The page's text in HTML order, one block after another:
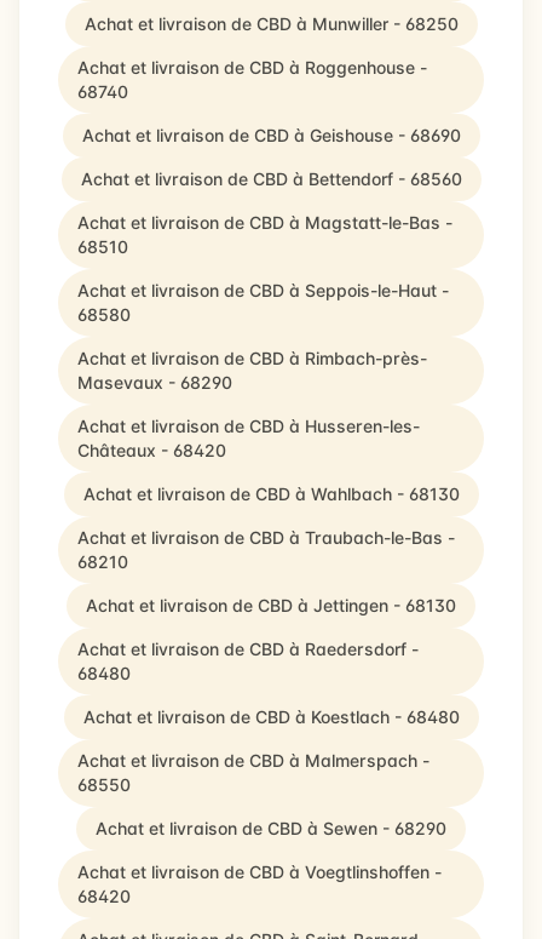
Achat et livraison de CBD à Munwiller - 68250
Achat et livraison de CBD à Roggenhouse -
68740
Achat et livraison de CBD à Geishouse - 68690
Achat et livraison de CBD à Bettendorf - 68560
Achat et livraison de CBD à Magstatt-le-Bas -
68510
Achat et livraison de CBD à Seppois-le-Haut -
68580
Achat et livraison de CBD à Rimbach-près-
Masevaux - 68290
Achat et livraison de CBD à Husseren-les-
Châteaux - 68420
Achat et livraison de CBD à Wahlbach - 68130
Achat et livraison de CBD à Traubach-le-Bas -
68210
Achat et livraison de CBD à Jettingen - 68130
Achat et livraison de CBD à Raedersdorf -
68480
Achat et livraison de CBD à Koestlach - 68480
Achat et livraison de CBD à Malmerspach -
68550
Achat et livraison de CBD à Sewen - 68290
Achat et livraison de CBD à Voegtlinshoffen -
68420